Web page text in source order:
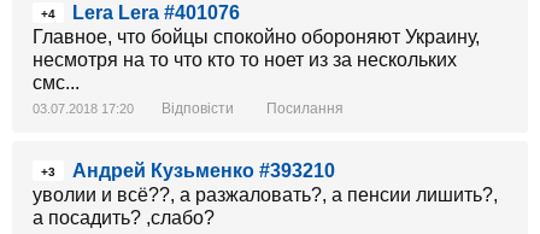
+4
Lera Lera #401076
Главное, что бойцы спокойно обороняют Украину,
несмотря на то что кто то ноет из за нескольких
смс...
03.07.2018 17:20 Відповісти Посилання
+3
Андрей Кузьменко #393210
уволии и всё??, а разжаловать?, а пенсии лишить?,
а посадить? ,слабо?